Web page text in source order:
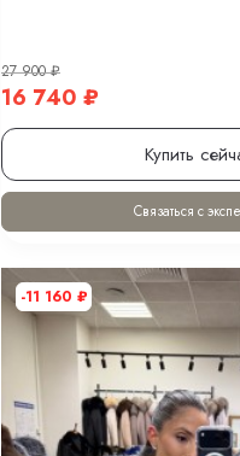
27 900₽
16 740 ₽
Купить
Связаться с
-11 160 ₽